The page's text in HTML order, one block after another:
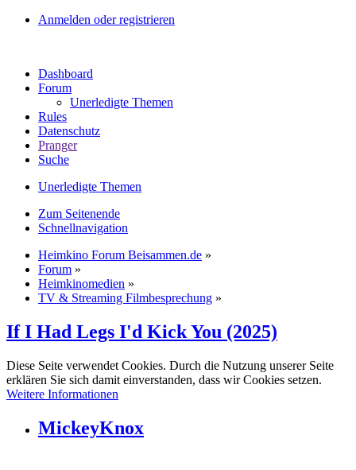
Anmelden oder registrieren
Dashboard
Forum
Unerledigte Themen
Rules
Datenschutz
Pranger
Suche
Unerledigte Themen
Zum Seitenende
Schnellnavigation
Heimkino Forum Beisammen.de »
Forum »
Heimkinomedien »
TV & Streaming Filmbesprechung »
If I Had Legs I'd Kick You (2025)
Diese Seite verwendet Cookies. Durch die Nutzung unserer Seite
erklären Sie sich damit einverstanden, dass wir Cookies setzen.
Weitere Informationen
MickeyKnox